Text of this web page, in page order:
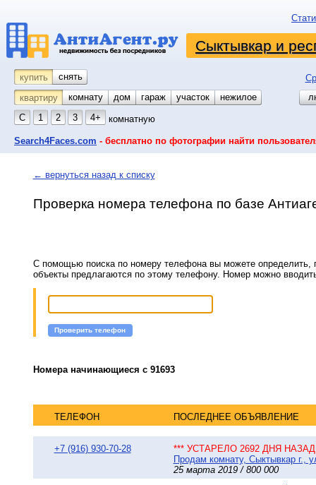
Сыктывкар и
купить снять
квартиру
комнату койко-место
дом гараж участок
нежилое
С
1 2 3 4+ комнатную
Search4Faces.com - бесплатно по фотографии найти
← вернуться назад к списку
Проверка номера телефона по базе
С помощью поиска по номеру телефона вы можете определить,
объекты предлагаются по этому телефону. Номер можно
Проверить телефон
Номера начинающиеся с 91693
ТЕЛЕФОН ПОСЛЕДНЕЕ ОБЪЯВЛЕНИЕ
+7 (916) 930-70-28
*** УСТАРЕЛО 2692 ДНЯ НАЗАД
Продам комнату, Сыктывкар г.,
25 марта 2019 / 800 000